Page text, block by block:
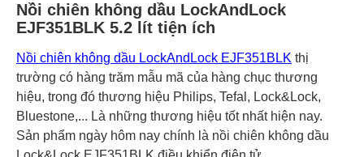
Nồi chiên không dầu LockAndLock
EJF351BLK 5.2 lít tiện ích
Nồi chiên không dầu LockAndLock EJF351BLK thị
trường có hàng trăm mẫu mã của hàng chục thương
hiệu, trong đó thương hiệu Philips, Tefal, Lock&Lock,
Bluestone,... Là những thương hiệu tốt nhất hiện nay.
Sản phẩm ngày hôm nay chính là nồi chiên không dầu